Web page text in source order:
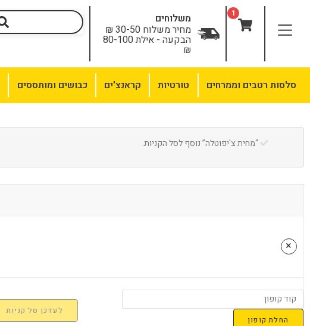
1 משלוחים
מחיר משלוח 30-50 ₪
הבקעה - אילת 80-100
₪
סלסות רטבים וממרחים טורטיות קראנצ'ים כבושים ומותססים
“מחית צ'יפוטלה” נוסף לסל הקניות.
×
החלת קופון
לעדכן סל קניות